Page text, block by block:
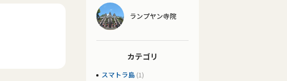
ランプヤン寺院
カテゴリ
スマトラ島 (1)